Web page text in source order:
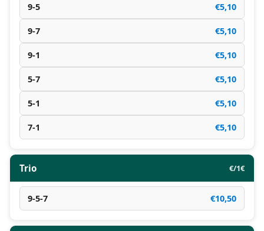
9-5 €5,10
9-7 €5,10
9-1 €5,10
5-7 €5,10
5-1 €5,10
7-1 €5,10
Trio €/1€
9-5-7 €10,50